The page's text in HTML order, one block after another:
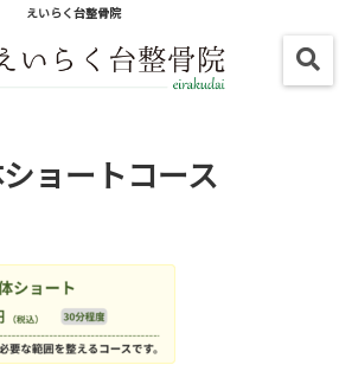
えいらく台整骨院
ョートコース